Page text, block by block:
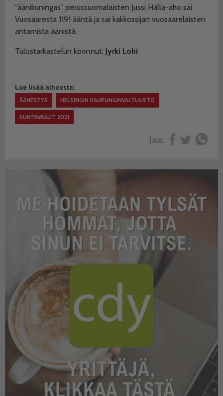
”äänikuningas” perussuomalaisten Jussi Halla-aho sai
Vuosaaresta 1191 ääntä ja sai kakkossijan vuosaarelaisten
antamista äänistä.
Tulostarkastelun koonnut: Jyrki Lohi
Lue lisää aiheesta:
ÄÄNESTYS HELSINGIN KAUPUNGINVALTUUSTO
KUNTAVAALIT 2021
Jaa: